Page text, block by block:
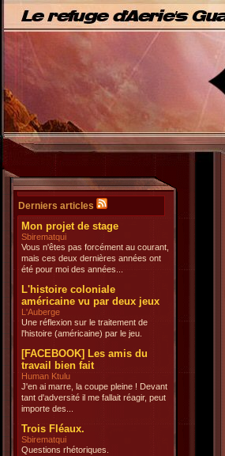
Derniers articles
Mon projet de stage
Sbirematqui
Vous n'êtes pas forcément au courant,
mais ces deux dernières années ont
été pour moi des années...
L'histoire coloniale
américaine vu par deux jeux
L'Auberge
Une réflexion sur le traitement de
l'histoire (américaine) par le jeu.
[FACEBOOK] Les amis du
travail bien fait
Human Ktulu
J'en ai marre, la coupe pleine ! Devant
tant d'adversité il me fallait réagir, peut
importe des...
Trois Fléaux.
Sbirematqui
Questions rhétoriques.